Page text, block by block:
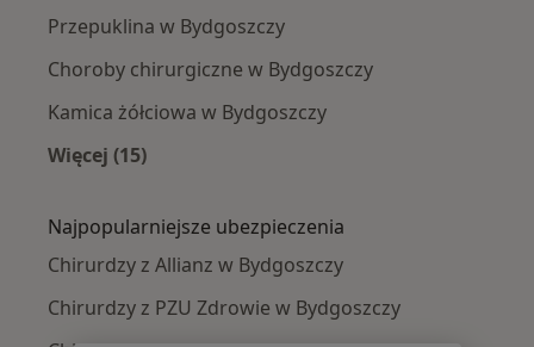
Przepuklina w Bydgoszczy
Choroby chirurgiczne w Bydgoszczy
Kamica żółciowa w Bydgoszczy
Więcej (15)
Najpopularniejsze ubezpieczenia
Chirurdzy z Allianz w Bydgoszczy
Chirurdzy z PZU Zdrowie w Bydgoszczy